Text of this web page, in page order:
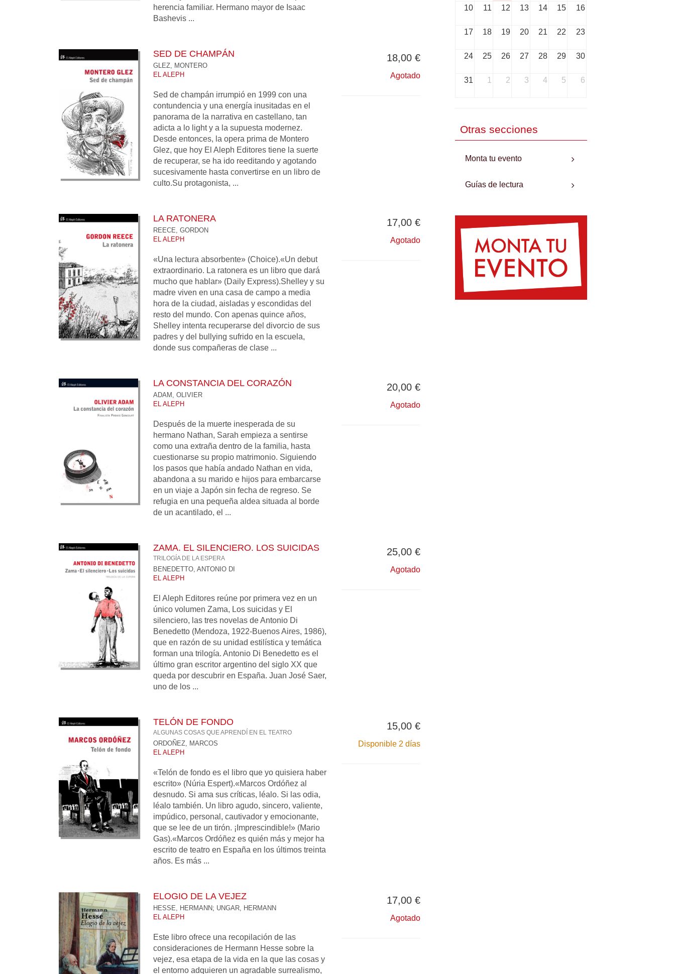
herencia familiar. Hermano mayor de Isaac
Bashevis ...
SED DE CHAMPÁN
GLEZ, MONTERO
EL ALEPH
Sed de champán irrumpió en 1999 con una
contundencia y una energía inusitadas en el
panorama de la narrativa en castellano, tan
adicta a lo light y a la supuesta modernez.
Desde entonces, la opera prima de Montero
Glez, que hoy El Aleph Editores tiene la suerte
de recuperar, se ha ido reeditando y agotando
sucesivamente hasta convertirse en un libro de
culto.Su protagonista, ...
18,00 €
Agotado
LA RATONERA
REECE, GORDON
EL ALEPH
«Una lectura absorbente» (Choice).«Un debut
extraordinario. La ratonera es un libro que dará
mucho que hablar» (Daily Express).Shelley y su
madre viven en una casa de campo a media
hora de la ciudad, aisladas y escondidas del
resto del mundo. Con apenas quince años,
Shelley intenta recuperarse del divorcio de sus
padres y del bullying sufrido en la escuela,
donde sus compañeras de clase ...
17,00 €
Agotado
LA CONSTANCIA DEL CORAZÓN
ADAM, OLIVIER
EL ALEPH
Después de la muerte inesperada de su
hermano Nathan, Sarah empieza a sentirse
como una extraña dentro de la familia, hasta
cuestionarse su propio matrimonio. Siguiendo
los pasos que había andado Nathan en vida,
abandona a su marido e hijos para embarcarse
en un viaje a Japón sin fecha de regreso. Se
refugia en una pequeña aldea situada al borde
de un acantilado, el ...
20,00 €
Agotado
ZAMA. EL SILENCIERO. LOS SUICIDAS
TRILOGÍA DE LA ESPERA
BENEDETTO, ANTONIO DI
EL ALEPH
El Aleph Editores reúne por primera vez en un
único volumen Zama, Los suicidas y El
silenciero, las tres novelas de Antonio Di
Benedetto (Mendoza, 1922-Buenos Aires, 1986),
que en razón de su unidad estilística y temática
forman una trilogía. Antonio Di Benedetto es el
último gran escritor argentino del siglo XX que
queda por descubrir en España. Juan José Saer,
uno de los ...
25,00 €
Agotado
TELÓN DE FONDO
ALGUNAS COSAS QUE APRENDÍ EN EL TEATRO
ORDOÑEZ, MARCOS
EL ALEPH
«Telón de fondo es el libro que yo quisiera haber
escrito» (Núria Espert).«Marcos Ordóñez al
desnudo. Si ama sus críticas, léalo. Si las odia,
léalo también. Un libro agudo, sincero, valiente,
impúdico, personal, cautivador y emocionante,
que se lee de un tirón. ¡Imprescindible!» (Mario
Gas).«Marcos Ordóñez es quién más y mejor ha
escrito de teatro en España en los últimos treinta
años. Es más ...
15,00 €
Disponible 2 días
ELOGIO DE LA VEJEZ
HESSE, HERMANN; UNGAR, HERMANN
EL ALEPH
Este libro ofrece una recopilación de las
consideraciones de Hermann Hesse sobre la
vejez, esa etapa de la vida en la que las cosas y
el entorno adquieren un agradable surrealismo,
17,00 €
Agotado
10 11 12 13 14 15 16
17 18 19 20 21 22 23
24 25 26 27 28 29 30
31 1 2 3 4 5 6
Otras secciones
Monta tu evento
Guías de lectura